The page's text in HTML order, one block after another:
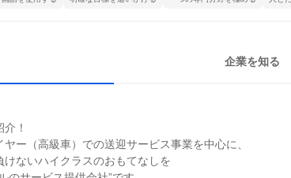
企業を知る
！
ー（高級車）での送迎サービス事業を中心に、
ないハイクラスのおもてなしを